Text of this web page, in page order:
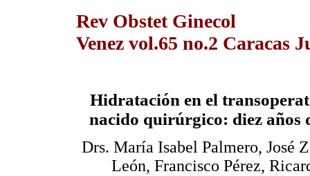
Rev Obstet Ginecol
Venez vol.65 no.2 Caracas
Hidratación en el
nacido quirúrgico: diez años
Drs. María Isabel Palmero, José
León, Francisco Pérez,